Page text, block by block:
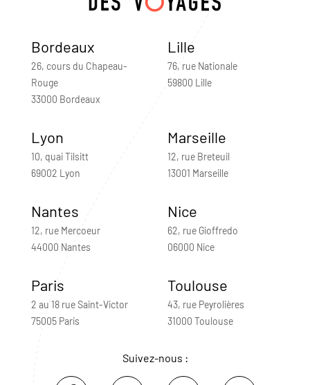
Bordeaux
26, cours du Chapeau-
Rouge
33000 Bordeaux
Lille
76, rue Nationale
59800 Lille
Lyon
10, quai Tilsitt
69002 Lyon
Marseille
12, rue Breteuil
13001 Marseille
Nantes
12, rue Mercoeur
44000 Nantes
Nice
62, rue Gioffredo
06000 Nice
Paris
2 au 18 rue Saint-Victor
75005 Paris
Toulouse
43, rue Peyrolières
31000 Toulouse
Suivez-nous :